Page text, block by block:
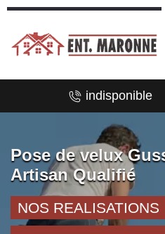
indisponible
Pose de velux
Artisan Qualifié
NOS REALISATIONS